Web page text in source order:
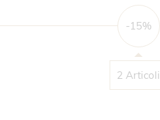
-15%
2 Articoli